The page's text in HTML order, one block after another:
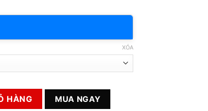
XÓA
số lượng
HÀNG MUA NGAY